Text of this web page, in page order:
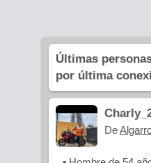
Últimas
por última
De